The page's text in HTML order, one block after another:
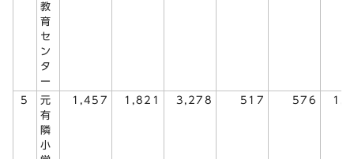
教
育
セ
ン
タ
ー
5
元
有
隣
小
1,457 1,821 3,278 517 576